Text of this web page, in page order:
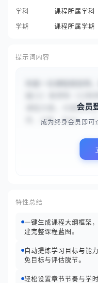
学科
课程所属学科
学期
课程所属学期
提示词内容
课程大纲。大纲需包
称、对象、时长）
会员
成为终身会员即可
特性总结
一键生成课程大纲框架
建完整课程蓝图。
自动提炼学习目标与能
免目标与评估脱节。
轻松设置章节节奏与学